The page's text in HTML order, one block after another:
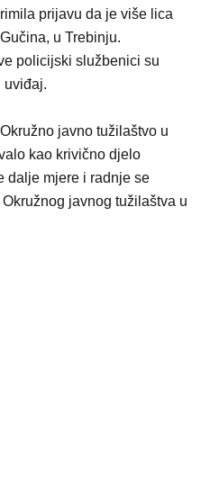
prijavu da je više lica
u Trebinju.
policijski službenici su
uviđaj.
javno tužilaštvo u
kao krivično djelo
dalje mjere i radnje se
javnog tužilaštva u